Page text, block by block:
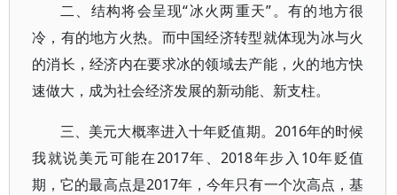
二、结构将会呈现“冰火两重天”。有的地方很
冷，有的地方火热。而中国经济转型就体现为冰与火
的消长，经济内在要求冰的领域去产能，火的地方快
速做大，成为社会经济发展的新动能、新支柱。
三、美元大概率进入十年贬值期。2016年的时候
我就说美元可能在2017年、2018年步入10年贬值
期，它的最高点是2017年，今年只有一个次高点，基